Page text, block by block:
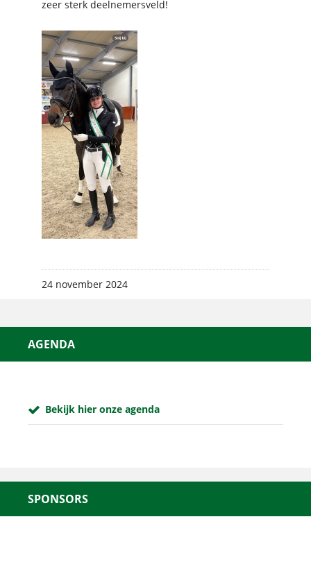
zeer sterk deelnemersveld!
24 november 2024
AGENDA
Bekijk hier onze agenda
SPONSORS